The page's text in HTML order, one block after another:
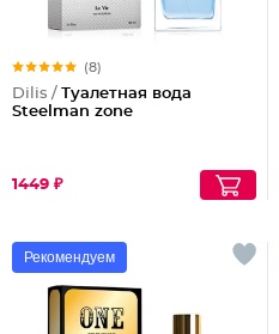
(8)
Dilis / Туалетная вода
Steelman zone
1449 ₽
Рекомендуем